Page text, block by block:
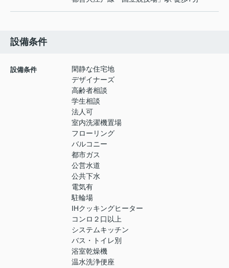
設備条件
設備条件
閑静な住宅地
デザイナーズ
高齢者相談
学生相談
法人可
室内洗濯機置場
フローリング
バルコニー
都市ガス
公営水道
公共下水
電気有
駐輪場
IHクッキングヒーター
コンロ２口以上
システムキッチン
バス・トイレ別
浴室乾燥機
温水洗浄便座